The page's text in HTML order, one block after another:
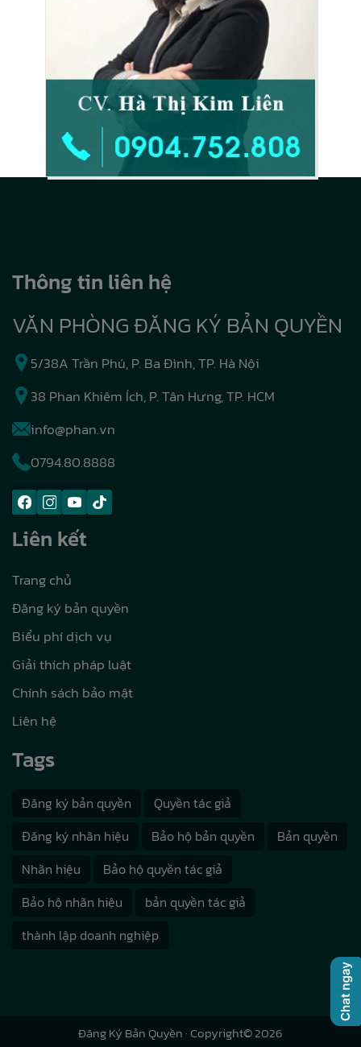
Thông tin liên hệ
VĂN PHÒNG ĐĂNG KÝ BẢN QUYỀN
5/38A Trần Phú, P. Ba Đình, TP. Hà Nội
38 Phan Khiêm Ích, P. Tân Hưng, TP. HCM
info@phan.vn
0794.80.8888
Liên kết
Trang chủ
Đăng ký bản quyền
Biểu phí dịch vụ
Giải thích pháp luật
Chính sách bảo mật
Liên hệ
Tags
Đăng ký bản quyền
Quyền tác giả
Đăng ký nhãn hiệu
Bảo hộ bản quyền
Bản quyền
Nhãn hiệu
Bảo hộ quyền tác giả
Bảo hộ nhãn hiệu
bản quyền tác giả
thành lập doanh nghiệp
Đăng Ký Bản Quyền· Copyright© 2026